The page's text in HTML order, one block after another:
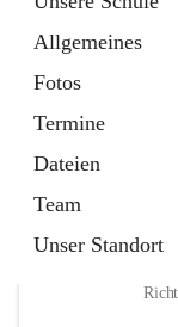
Allgemeines
Fotos
Termine
Dateien
Team
Unser Standort
Seite
Tab
Elternverein
öffnet
in
neuem
Tab